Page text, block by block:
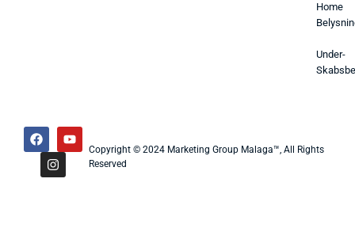
Home
Under-
Copyright © 2024 Marketing Group Malaga™, All Rights
Reserved